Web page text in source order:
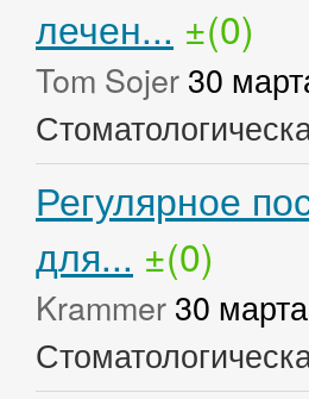
лечен... ±(0)
Tom Sojer 30
Регулярное
для... ±(0)
Krammer 30